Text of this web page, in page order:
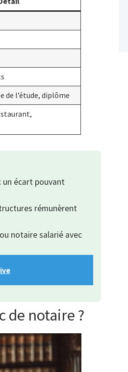
de l’étude, diplôme
un écart pouvant
rémunèrent
notaire salarié avec
de notaire ?